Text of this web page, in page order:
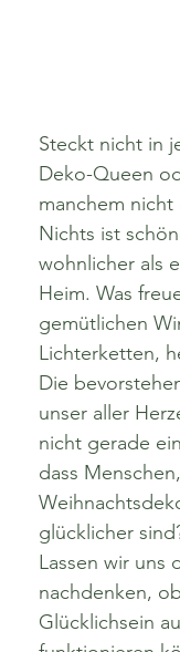
Steckt nicht in
Deko-Queen
manchem
Nichts ist
wohnlicher als
Heim. Was
gemütlichen
Lichterketten,
Die
unser aller
nicht gerade
dass
glücklicher
Lassen wir uns
nachdenken,
Glücklichsein